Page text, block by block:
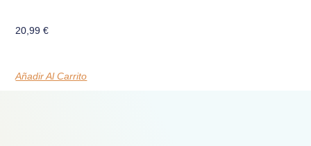
20,99€
Añadir Al Carrito